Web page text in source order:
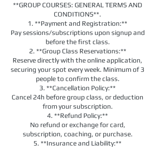
**GROUP COURSES: GENERAL TERMS AND
CONDITIONS**.
1. **Payment and Registration:**
Pay sessions/subscriptions upon signup and
before the first class.
2. **Group Class Reservations:**
Reserve directly with the online application,
securing your spot every week. Minimum of 3
people to confirm the class.
3. **Cancellation Policy:**
Cancel 24h before group class, or deduction
from your subscription.
4. **Refund Policy:**
No refund or exchange for card,
subscription, coaching, or purchase.
5. **Insurance and Liability:**